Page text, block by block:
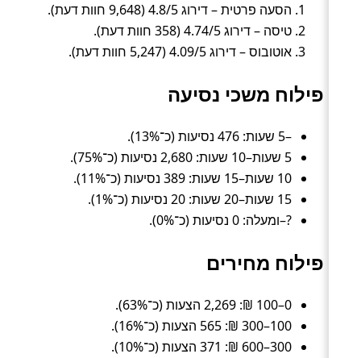
הסעה פרטית – דירוג 4.8/5 (9,648 חוות דעת).
טיסה – דירוג 4.74/5 (358 חוות דעת).
אוטובוס – דירוג 4.09/5 (5,247 חוות דעת).
פילוח משכי נסיעה
–5 שעות: 476 נסיעות (כ־13%).
5 שעות–10 שעות: 2,680 נסיעות (כ־75%).
10 שעות–15 שעות: 389 נסיעות (כ־11%).
15 שעות–20 שעות: 20 נסיעות (כ־1%).
?–ומעלה: 0 נסיעות (כ־0%).
פילוח מחירים
0–100 ₪: 2,269 הצעות (כ־63%).
100–300 ₪: 565 הצעות (כ־16%).
300–600 ₪: 371 הצעות (כ־10%).